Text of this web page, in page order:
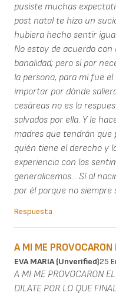
pusiste muchas
post natal te hizo un
hubiera hecho sentir
No estoy de acuerdo
banalidad; pero sí por
la persona, para mí fue
importar por dónde
cesáreas no es la
salvados por ella. Y le
madres que tendrán que
quién tiene el derecho y
experiencia con los
generalicemos... Sí al
por él porque no siempre
Respuesta
A MI ME PROVOCARON
EVA MARIA (unverified)25
A MI ME PROVOCARON
DILATE POR LO QUE